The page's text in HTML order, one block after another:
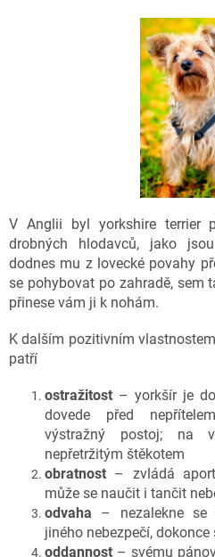
V Anglii byl yorkshire terrier
drobných hlodavců, jako
dodnes mu z lovecké povahy
se pohybovat po zahradě, sem
přinese vám ji k nohám.
K dalším pozitivním
patří
ostražitost – yorkšír je
dovede před
výstražný postoj; na
nepřetržitým štěkotem
obratnost – zvládá
může se naučit i tančit
odvaha – nezalekne se
jiného nebezpečí,
oddannost – svému